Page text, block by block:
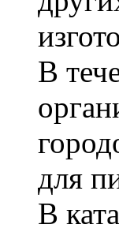
В
для
В